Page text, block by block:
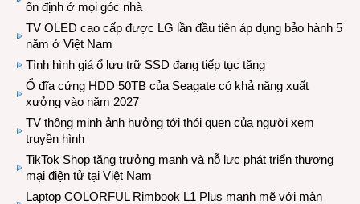
ổn định ở mọi góc nhà
TV OLED cao cấp được LG lần đầu tiên áp dụng bảo hành 5
năm ở Việt Nam
Tình hình giá ổ lưu trữ SSD đang tiếp tục tăng
Ổ đĩa cứng HDD 50TB của Seagate có khả năng xuất
xưởng vào năm 2027
TV thông minh ảnh hưởng tới thói quen của người xem
truyền hình
TikTok Shop tăng trưởng mạnh và nỗ lực phát triển thương
mại điện tử tại Việt Nam
Laptop COLORFUL Rimbook L1 Plus mạnh mẽ với màn